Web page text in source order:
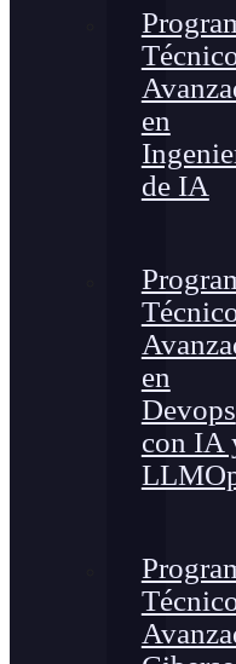
en
de IA
en
Devops
con IA